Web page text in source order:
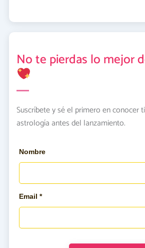
No te pierdas lo mejor
Suscríbete y sé el primero en conocer
astrología antes del lanzamiento.
Nombre
Email *